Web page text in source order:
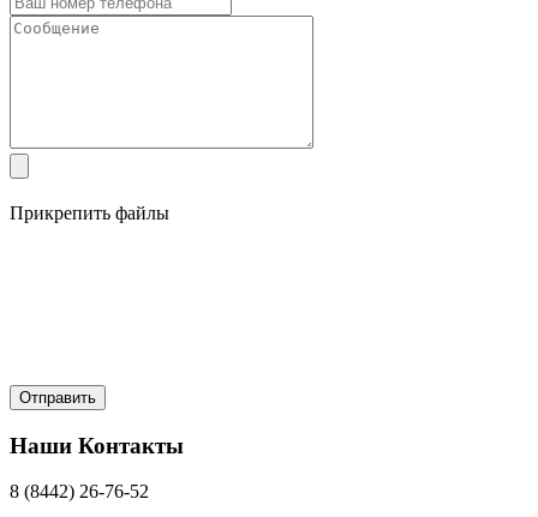
Прикрепить файлы
Наши Контакты
8 (8442) 26-76-52